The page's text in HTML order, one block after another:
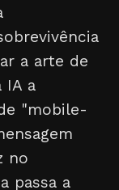
a arte de
IA a
"mobile-
no
passa a